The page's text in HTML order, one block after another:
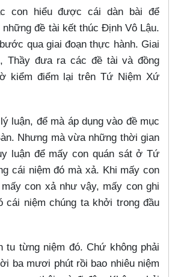
con hiểu được cái dàn bài để
đề tài kết thúc Định Vô Lậu.
qua giai đoạn thực hành. Giai
Thầy đưa ra các đề tài và đồng
kiểm điểm lại trên Tứ Niệm Xứ
luận, để mà áp dụng vào đề mục
Nhưng mà vừa những thời gian
luận để mấy con quán sát ở Tứ
cái niệm đó mà xả. Khi mấy con
con xả như vậy, mấy con ghi
cái niệm chúng ta khởi trong đầu
tu từng niệm đó. Chứ không phải
ba mươi phút rồi bao nhiêu niệm